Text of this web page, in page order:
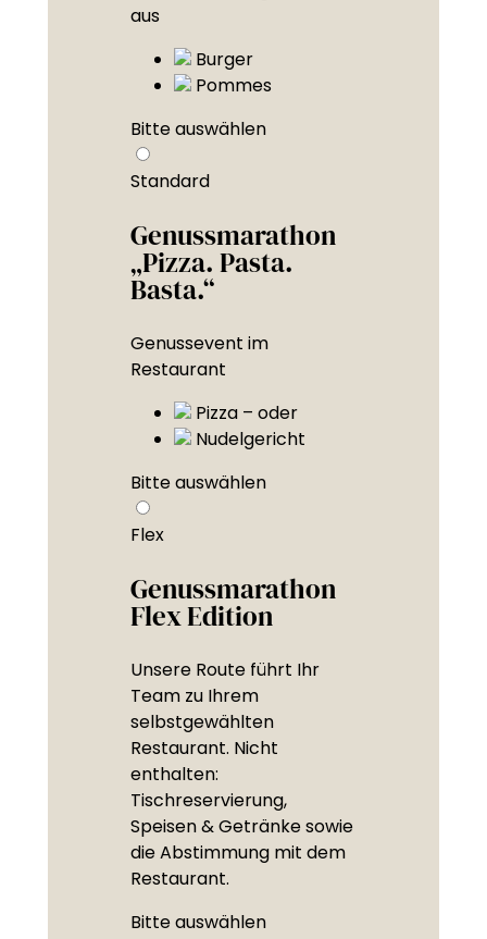
aus
Burger
Pommes
Bitte auswählen
Standard
Genussmarathon
„Pizza. Pasta.
Basta.“
Genussevent im
Restaurant
Pizza – oder
Nudelgericht
Bitte auswählen
Flex
Genussmarathon
Flex Edition
Unsere Route führt Ihr
Team zu Ihrem
selbstgewählten
Restaurant. Nicht
enthalten:
Tischreservierung,
Speisen & Getränke sowie
die Abstimmung mit dem
Restaurant.
Bitte auswählen